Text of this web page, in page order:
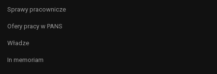
Sprawy pracownicze
Ofery pracy w PANS
Władze
In memoriam